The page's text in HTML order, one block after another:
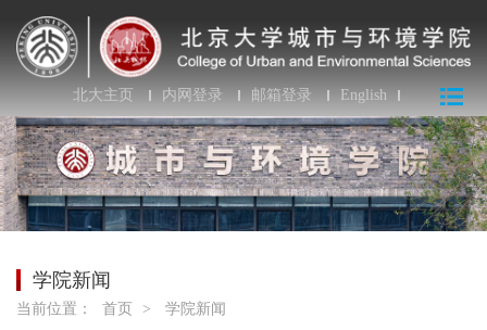
北大主页 内网登录 邮箱登录 English
学院新闻
当前位置： 首页 > 学院新闻